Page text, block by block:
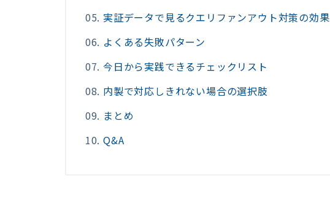
実証データで見るクエリファンアウト対策の効果
よくある失敗パターン
今日から実践できるチェックリスト
内製で対応しきれない場合の選択肢
まとめ
Q&A